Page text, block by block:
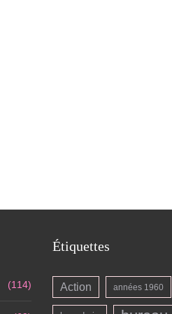
(114)
Étiquettes
Action années 1960